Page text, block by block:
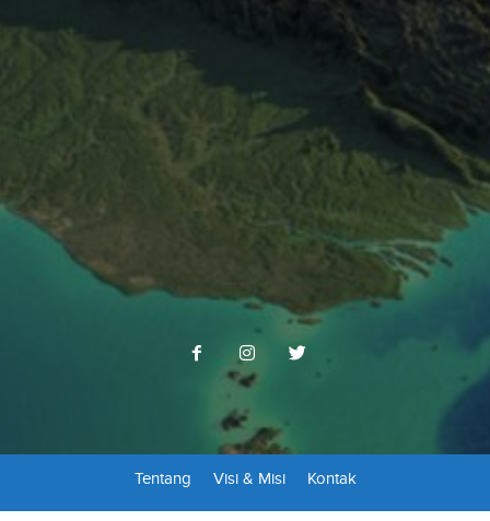
Tentang Visi & Misi Kontak